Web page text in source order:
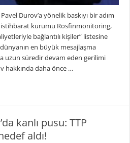
Durov’a yönelik baskıyı bir adım
istihbarat kurumu Rosfinmonitoring,
bağlantılı kişiler” listesine
en büyük mesajlaşma
uzun süredir devam eden gerilimi
hakkında daha önce …
kanlı pusu: TTP
aldı!